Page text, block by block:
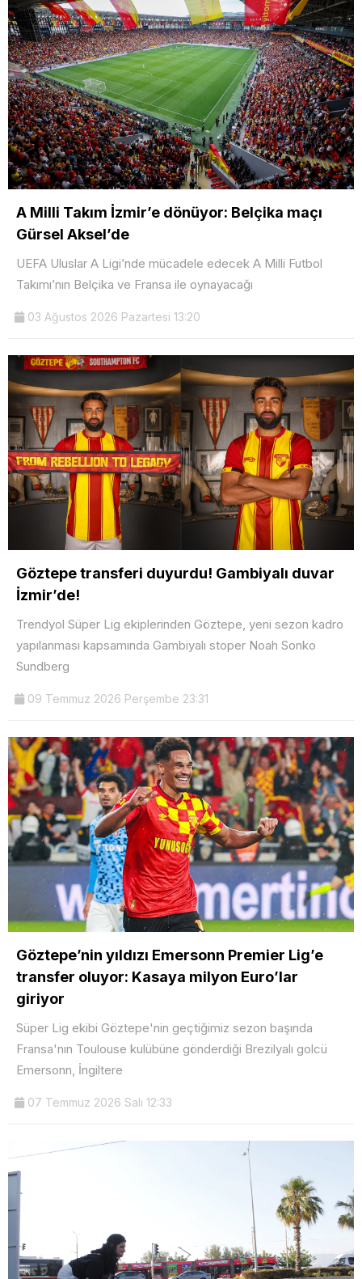
A Milli Takım İzmir’e dönüyor: Belçika maçı
Gürsel Aksel’de
UEFA Uluslar A Ligi’nde mücadele edecek A Milli Futbol
Takımı’nın Belçika ve Fransa ile oynayacağı
03 Ağustos 2026 Pazartesi 13:20
Göztepe transferi duyurdu! Gambiyalı duvar
İzmir’de!
Trendyol Süper Lig ekiplerinden Göztepe, yeni sezon kadro
yapılanması kapsamında Gambiyalı stoper Noah Sonko
Sundberg
09 Temmuz 2026 Perşembe 23:31
Göztepe’nin yıldızı Emersonn Premier Lig’e
transfer oluyor: Kasaya milyon Euro’lar
giriyor
Süper Lig ekibi Göztepe'nin geçtiğimiz sezon başında
Fransa'nın Toulouse kulübüne gönderdiği Brezilyalı golcü
Emersonn, İngiltere
07 Temmuz 2026 Salı 12:33